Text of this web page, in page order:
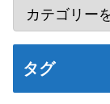
タグ